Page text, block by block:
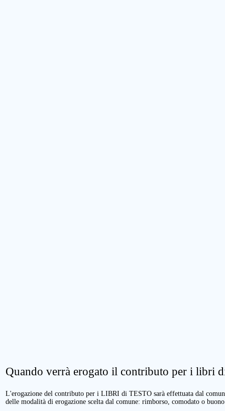
Quando verrà erogato il contributo per i libri
L'erogazione del contributo per i LIBRI di TESTO sarà effettuata dal
delle modalità di erogazione scelta dal comune: rimborso, comodato o